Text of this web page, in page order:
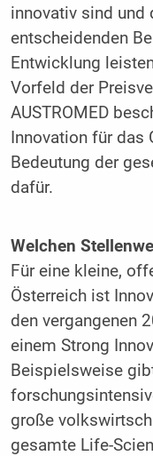
innovativ sind und
entscheidenden
Entwicklung
Vorfeld der
AUSTROMED
Innovation für das
Bedeutung der
dafür.
Welchen
Für eine kleine,
Österreich ist
den vergangenen
einem Strong
Beispielsweise
große
gesamte Life-